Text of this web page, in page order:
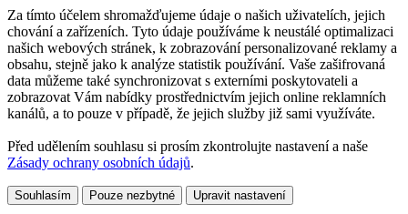
Za tímto účelem shromažďujeme údaje o našich uživatelích, jejich
chování a zařízeních. Tyto údaje používáme k neustálé optimalizaci
našich webových stránek, k zobrazování personalizované reklamy a
obsahu, stejně jako k analýze statistik používání. Vaše zašifrovaná
data můžeme také synchronizovat s externími poskytovateli a
zobrazovat Vám nabídky prostřednictvím jejich online reklamních
kanálů, a to pouze v případě, že jejich služby již sami využíváte.
Před udělením souhlasu si prosím zkontrolujte nastavení a naše
Zásady ochrany osobních údajů.
Souhlasím Pouze nezbytné Upravit nastavení